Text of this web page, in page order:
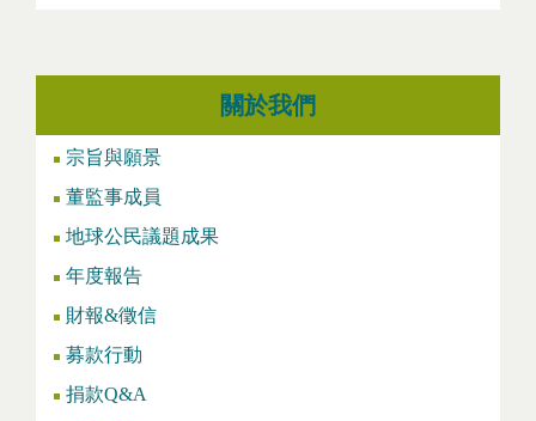
關於我們
宗旨與願景
董監事成員
地球公民議題成果
年度報告
財報&徵信
募款行動
捐款Q&A